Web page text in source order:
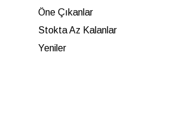
Öne Çıkanlar
Stokta Az Kalanlar
Yeniler